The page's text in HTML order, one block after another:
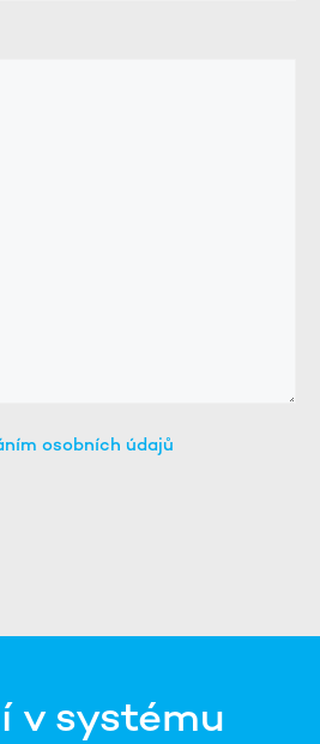
osobních údajů
v systému